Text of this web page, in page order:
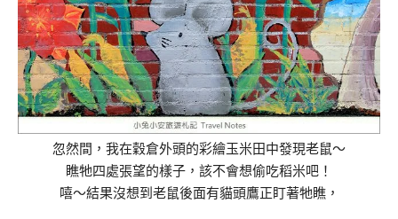
忽然間，我在穀倉外頭的彩繪玉米田中發現老鼠～
瞧牠四處張望的樣子，該不會想偷吃稻米吧！
嘻～結果沒想到老鼠後面有貓頭鷹正盯著牠瞧，